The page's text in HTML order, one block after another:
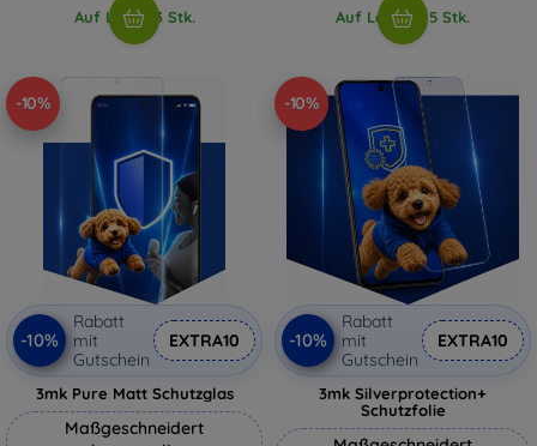
Auf Lager 3 Stk. Auf Lager > 5 Stk.
-10%
-10%
Rabatt
mit
Gutschein
EXTRA10
3mk Pure Matt Schutzglas
Maßgeschneidert
-10%
-10%
Rabatt
mit
Gutschein
EXTRA10
3mk Silverprotection+
Schutzfolie